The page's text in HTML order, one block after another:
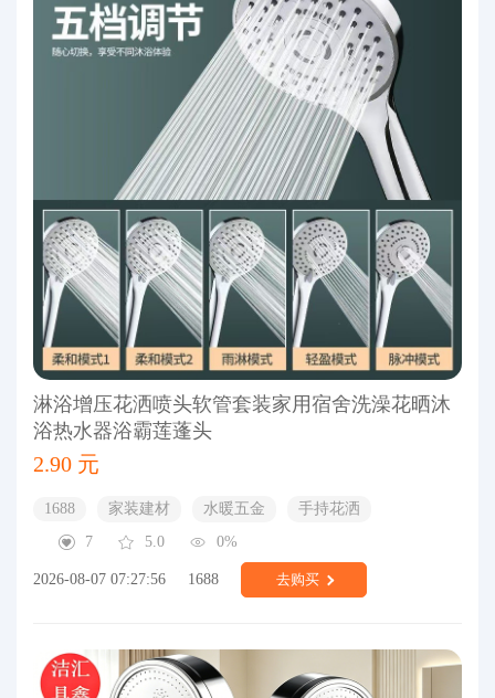
淋浴增压花洒喷头软管套装家用宿舍洗澡花晒沐
浴热水器浴霸莲蓬头
2.90 元
1688 家装建材 水暖五金
手持花洒
7
5.0 0%
2026-08-07 07:27:56 1688 去购买